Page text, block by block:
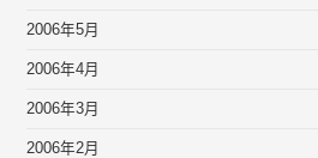
2006年5月
2006年4月
2006年3月
2006年2月